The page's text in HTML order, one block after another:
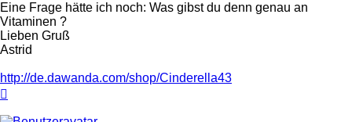
Eine Frage hätte ich noch: Was gibst du denn genau an
Vitaminen ?
Lieben Gruß
Astrid
http://de.dawanda.com/shop/Cinderella43